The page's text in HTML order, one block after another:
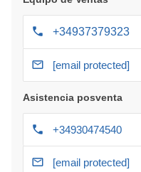
+34937379323
[email protected]
Asistencia posventa
+34930474540
[email protected]